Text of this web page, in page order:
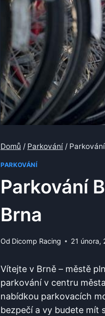
Domů / Parkování /
PARKOVÁNÍ
Parkování
Brna
Od Dicomp Racing 21 února,
Vítejte⁤ v Brně – městě
parkování v centru
nabídkou⁣ parkovacích
bezpečí a vy budete⁣ mít